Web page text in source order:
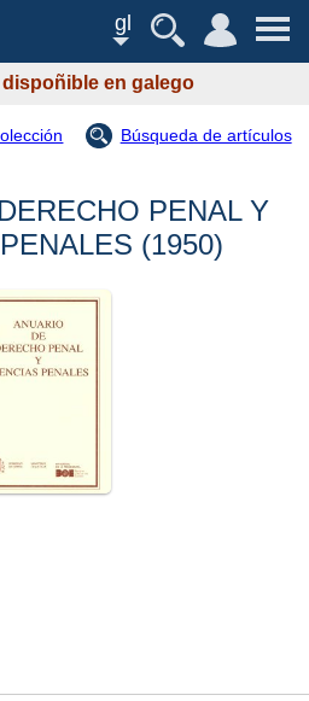
gl
en galego
Búsqueda de artículos
PENAL Y
(1950)